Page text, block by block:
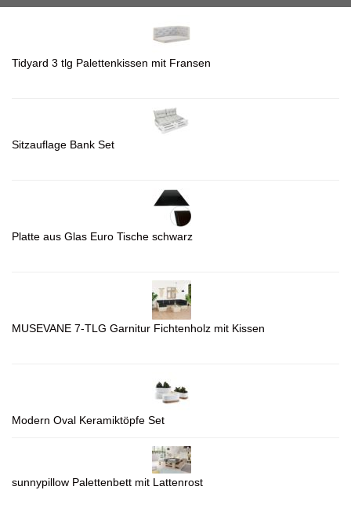
Tidyard 3 tlg Palettenkissen mit Fransen
Sitzauflage Bank Set
Platte aus Glas Euro Tische schwarz
MUSEVANE 7-TLG Garnitur Fichtenholz mit Kissen
Modern Oval Keramiktöpfe Set
sunnypillow Palettenbett mit Lattenrost